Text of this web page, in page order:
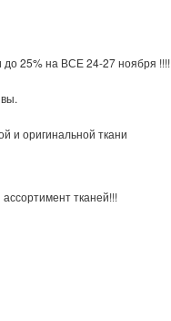
25% на ВСЕ 24-27 ноября !!!!
и оригинальной ткани
тканей!!!